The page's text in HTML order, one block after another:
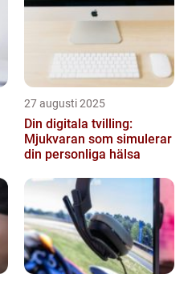
27 augusti 2025
Din digitala tvilling:
Mjukvaran som simulerar
din personliga hälsa